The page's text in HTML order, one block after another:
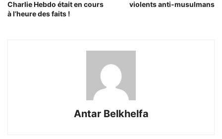
Charlie Hebdo était en cours
à l’heure des faits !
violents anti-musulmans
Antar Belkhelfa